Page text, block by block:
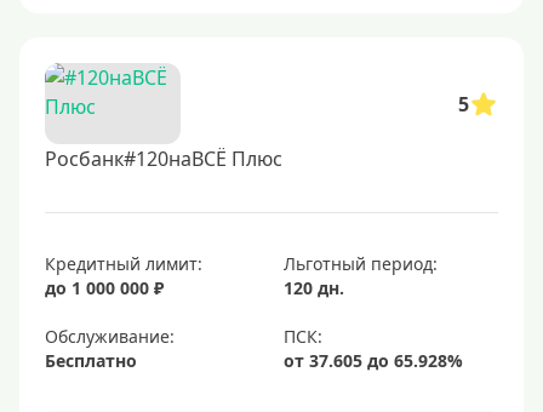
5
Росбанк#120наВСЁ Плюс
Кредитный лимит:
до 1 000 000 ₽
Льготный период:
120 дн.
Обслуживание:
Бесплатно